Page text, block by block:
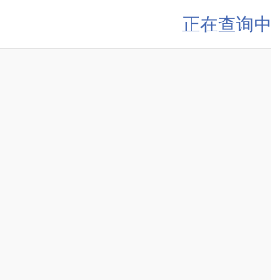
正在查询中